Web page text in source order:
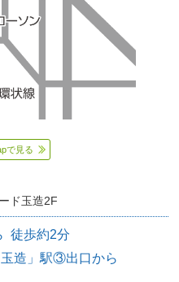
で見る
ド玉造2F
徒歩約2分
玉造」駅③出口から